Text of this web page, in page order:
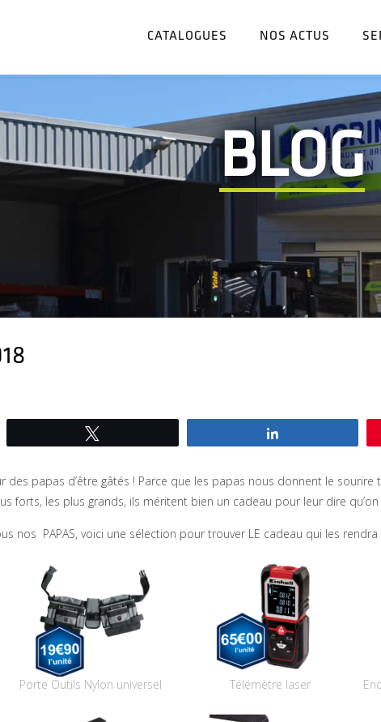
CATALOGUES NOS ACTUS
BLOG
des papas d’être gâtés ! Parce que les papas nous donnent le sourire
forts, les plus grands, ils méritent bien un cadeau pour leur dire
nos PAPAS, voici une sélection pour trouver LE cadeau qui les rendra
Porte Outils Nylon universel Télémètre laser